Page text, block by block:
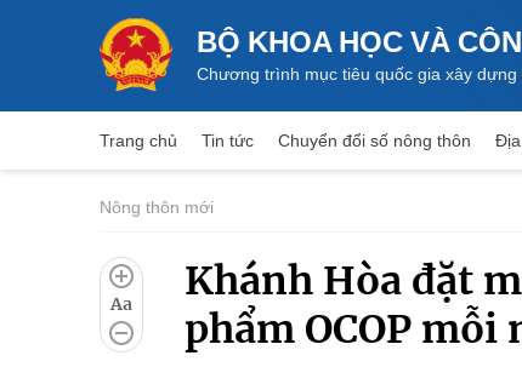
BỘ KHOA HỌC VÀ
Chương trình mục tiêu quốc gia xây
Trang chủ Tin tức Chuyển đổi số nông thôn
Nông thôn mới
Aa
Khánh Hòa đặt
phẩm OCOP mỗi